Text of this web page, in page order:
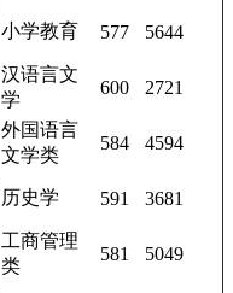
小学教育 577 5644
汉语言文
学
600 2721
外国语言
文学类
584 4594
历史学 591 3681
工商管理
类
581 5049